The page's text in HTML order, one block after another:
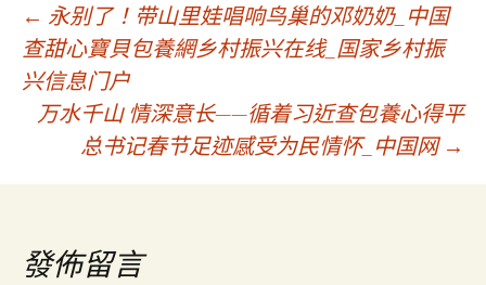
文
章
導
覽
← 永别了！带山里娃唱响鸟巢的邓奶奶_中国
查甜心寶貝包養網乡村振兴在线_国家乡村振
兴信息门户
万水千山 情深意长——循着习近查包養心得平
总书记春节足迹感受为民情怀_中国网 →
發佈留言